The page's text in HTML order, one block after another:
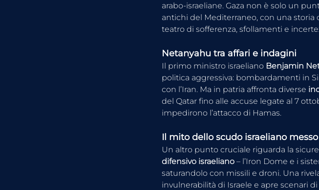
arabo-israeliane. Gaza non è solo un
antichi del Mediterraneo, con una storia
teatro di sofferenza, sfollamenti e
Netanyahu tra affari e indagini
Il primo ministro israeliano Benjamin
politica aggressiva: bombardamenti in
con l’Iran. Ma in patria affronta diverse
del Qatar fino alle accuse legate al 7
impedirono l’attacco di Hamas.
Il mito dello scudo israeliano
Un altro punto cruciale riguarda la
difensivo israeliano – l’Iron Dome e i
saturandolo con missili e droni. Una
invulnerabilità di Israele e apre scenari